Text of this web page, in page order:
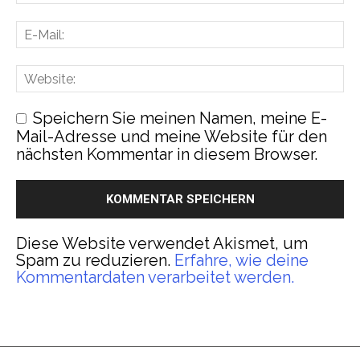
Speichern Sie meinen Namen, meine E-
Mail-Adresse und meine Website für den
nächsten Kommentar in diesem Browser.
Diese Website verwendet Akismet, um
Spam zu reduzieren. Erfahre, wie deine
Kommentardaten verarbeitet werden.